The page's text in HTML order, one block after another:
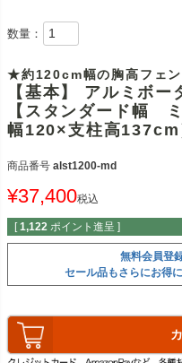
数量：
★約120cm幅の胸高フェ
【基本】 アルミボ
【スタンダード幅
幅120×支柱高137cm
商品番号 alst1200-md
¥37,400税込
[ 1,122 ポイント進呈 ]
無料会員登
セール品もさらにお得